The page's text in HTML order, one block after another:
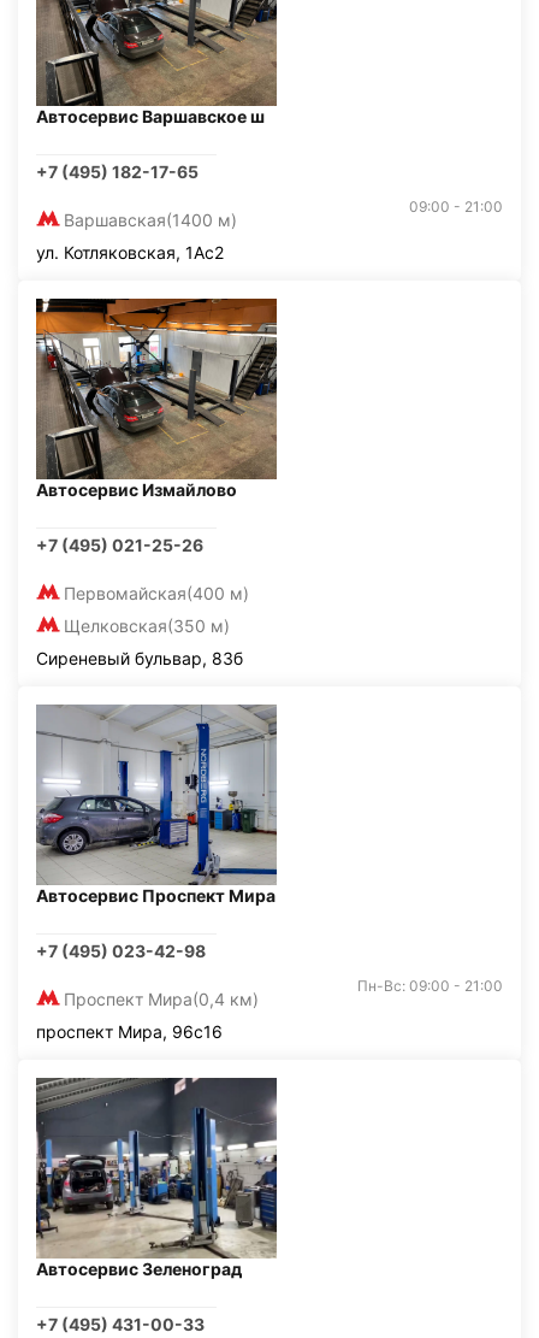
Автосервис Варшавское ш
+7 (495) 182-17-65
Варшавская(1400 м)
09:00 - 21:00
ул. Котляковская, 1Ас2
Автосервис Измайлово
+7 (495) 021-25-26
Первомайская(400 м)
Щелковская(350 м)
Сиреневый бульвар, 83б
Автосервис Проспект Мира
+7 (495) 023-42-98
Проспект Мира(0,4 км)
Пн-Вс: 09:00 - 21:00
проспект Мира, 96с16
Автосервис Зеленоград
+7 (495) 431-00-33